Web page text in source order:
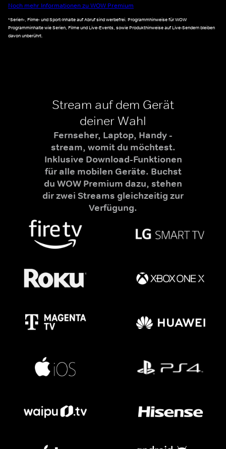
Noch mehr Informationen zu WOW Premium
*Serien-, Filme- und Sport-Inhalte auf Abruf sind werbefrei. Programmhinweise für WOW
Programminhalte wie Serien, Filme und Live-Events, sowie Produkthinweise auf Live-Sendern bleiben
davon unberührt.
Stream auf dem Gerät
deiner Wahl
Fernseher, Laptop, Handy -
stream, womit du möchtest.
Inklusive Download-Funktionen
für alle mobilen Geräte. Buchst
du WOW Premium dazu, stehen
dir zwei Streams gleichzeitig zur
Verfügung.